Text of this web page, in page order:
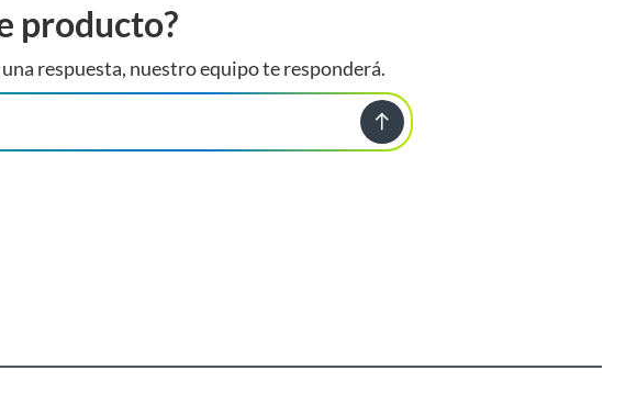
producto?
respuesta, nuestro equipo te responderá.